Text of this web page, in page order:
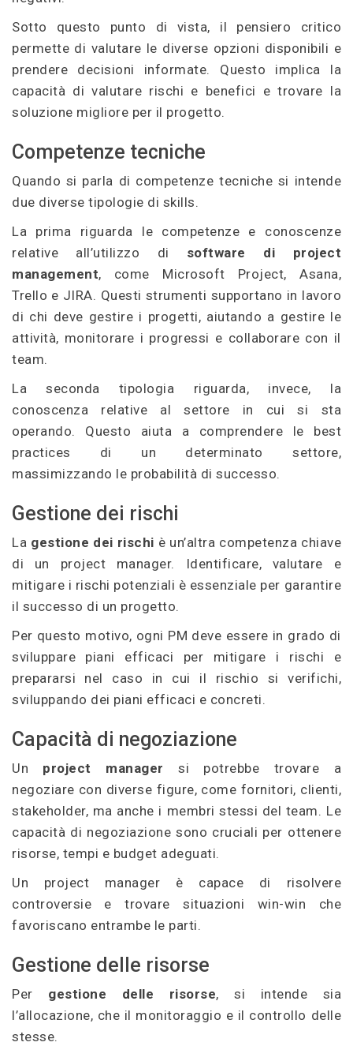
Sotto questo punto di vista, il pensiero critico
permette di valutare le diverse opzioni disponibili e
prendere decisioni informate. Questo implica la
capacità di valutare rischi e benefici e trovare la
soluzione migliore per il progetto.
Competenze tecniche
Quando si parla di competenze tecniche si intende
due diverse tipologie di skills.
La prima riguarda le competenze e conoscenze
relative all’utilizzo di software di project
management, come Microsoft Project, Asana,
Trello e JIRA. Questi strumenti supportano in lavoro
di chi deve gestire i progetti, aiutando a gestire le
attività, monitorare i progressi e collaborare con il
team.
La seconda tipologia riguarda, invece, la
conoscenza relative al settore in cui si sta
operando. Questo aiuta a comprendere le best
practices di un determinato settore,
massimizzando le probabilità di successo.
Gestione dei rischi
La gestione dei rischi è un’altra competenza chiave
di un project manager. Identificare, valutare e
mitigare i rischi potenziali è essenziale per garantire
il successo di un progetto.
Per questo motivo, ogni PM deve essere in grado di
sviluppare piani efficaci per mitigare i rischi e
prepararsi nel caso in cui il rischio si verifichi,
sviluppando dei piani efficaci e concreti.
Capacità di negoziazione
Un project manager si potrebbe trovare a
negoziare con diverse figure, come fornitori, clienti,
stakeholder, ma anche i membri stessi del team. Le
capacità di negoziazione sono cruciali per ottenere
risorse, tempi e budget adeguati.
Un project manager è capace di risolvere
controversie e trovare situazioni win-win che
favoriscano entrambe le parti.
Gestione delle risorse
Per gestione delle risorse, si intende sia
l’allocazione, che il monitoraggio e il controllo delle
stesse.